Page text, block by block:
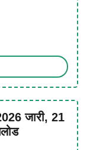
जारी, 21